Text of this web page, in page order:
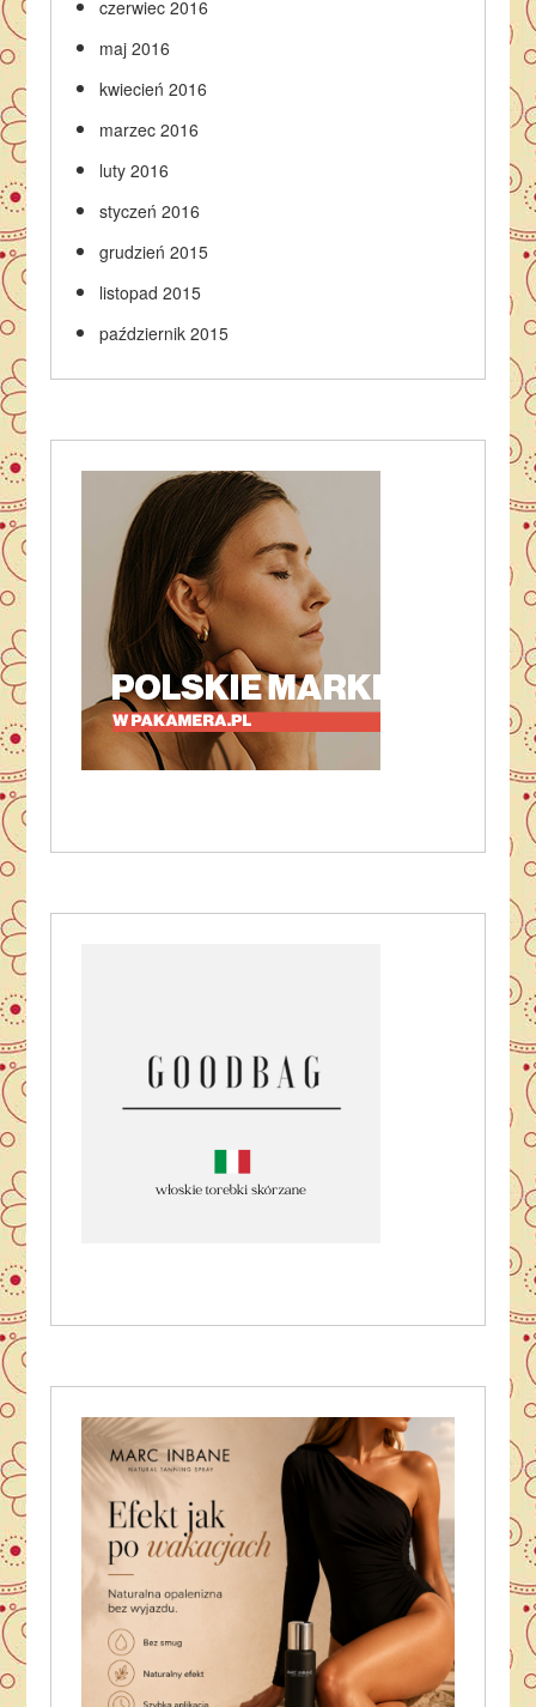
czerwiec 2016
maj 2016
kwiecień 2016
marzec 2016
luty 2016
styczeń 2016
grudzień 2015
listopad 2015
październik 2015